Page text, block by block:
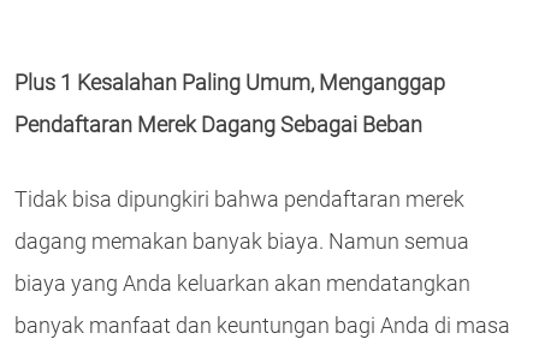
Plus 1 Kesalahan Paling Umum, Menganggap
Pendaftaran Merek Dagang Sebagai Beban
Tidak bisa dipungkiri bahwa pendaftaran merek
dagang memakan banyak biaya. Namun semua
biaya yang Anda keluarkan akan mendatangkan
banyak manfaat dan keuntungan bagi Anda di masa